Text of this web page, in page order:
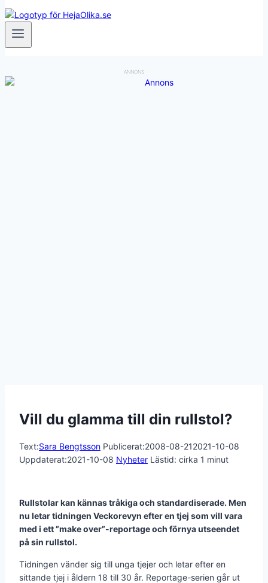
ANNONS
Vill du glamma till din rullstol?
Text:Sara Bengtsson Publicerat:2008-08-212021-10-08
Uppdaterat:2021-10-08 Nyheter Lästid: cirka 1 minut
Rullstolar kan kännas tråkiga och standardiserade. Men
nu letar tidningen Veckorevyn efter en tjej som vill vara
med i ett ”make over”-reportage och förnya utseendet
på sin rullstol.
Tidningen vänder sig till unga tjejer och letar efter en
sittande tjej i åldern 18 till 30 år. Reportage-serien går ut